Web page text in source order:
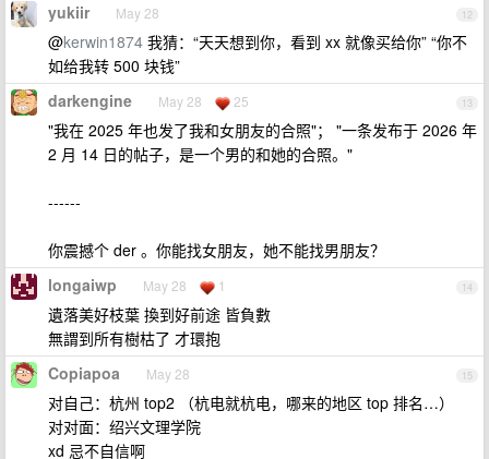
12
yukiir May 28
@kerwin1874 我猜：“天天想到你，看到 xx 就像买给你” “你不
如给我转 500 块钱”
13
darkengine May 28 25
"我在 2025 年也发了我和女朋友的合照"； "一条发布于 2026 年
2 月 14 日的帖子，是一个男的和她的合照。"
------
你震撼个 der 。你能找女朋友，她不能找男朋友？
14
longaiwp May 28 1
遺落美好枝葉 換到好前途 皆負數
無謂到所有樹枯了 才環抱
15
Copiapoa May 28
对自己：杭州 top2 （杭电就杭电，哪来的地区 top 排名…）
对对面：绍兴文理学院
xd 忌不自信啊